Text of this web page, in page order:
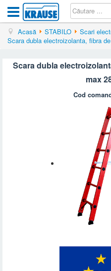
Acasă STABILO
Scari
Scara dubla electroizolanta, fibra
Scara dubla
max
Cod